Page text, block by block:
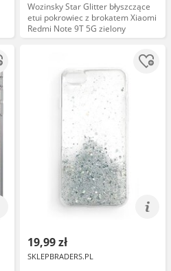
Wozinsky Star Glitter błyszczące
etui pokrowiec z brokatem Xiaomi
Redmi Note 9T 5G zielony
19,99 zł
SKLEPBRADERS.PL